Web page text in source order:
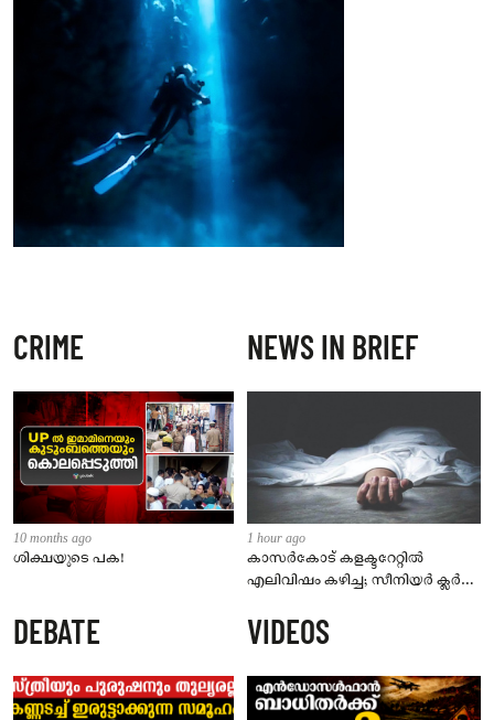
CRIME
10 months ago
ശിക്ഷയുടെ പക!
NEWS IN BRIEF
1 hour ago
കാസർകോട് കളക്ടറേറ്റിൽ
എലിവിഷം കഴിച്ച; സീനിയർ ക്ലർക്ക്
DEBATE VIDEOS